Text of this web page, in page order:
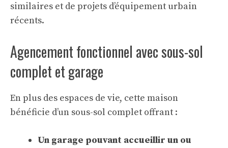
similaires et de projets d’équipement urbain
récents.
Agencement fonctionnel avec sous-sol
complet et garage
En plus des espaces de vie, cette maison
bénéficie d’un sous-sol complet offrant :
Un garage pouvant accueillir un ou